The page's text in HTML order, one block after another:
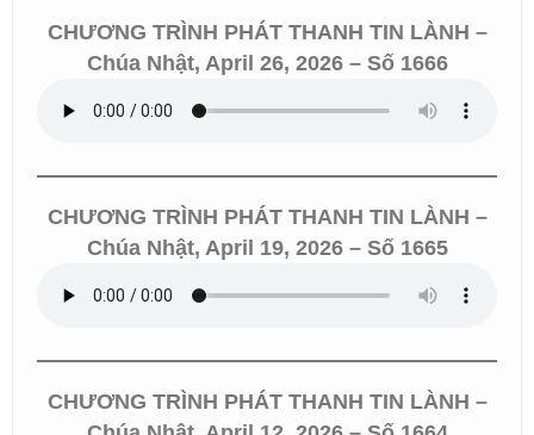
CHƯƠNG TRÌNH PHÁT THANH TIN LÀNH –
Chúa Nhật, April 26, 2026 – Số 1666
CHƯƠNG TRÌNH PHÁT THANH TIN LÀNH –
Chúa Nhật, April 19, 2026 – Số 1665
CHƯƠNG TRÌNH PHÁT THANH TIN LÀNH –